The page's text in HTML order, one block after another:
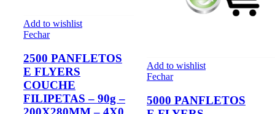
Add to wishlist
Fechar
2500 PANFLETOS
E FLYERS
COUCHE
FILIPETAS – 90g –
Add to wishlist
Fechar
5000 PANFLETOS